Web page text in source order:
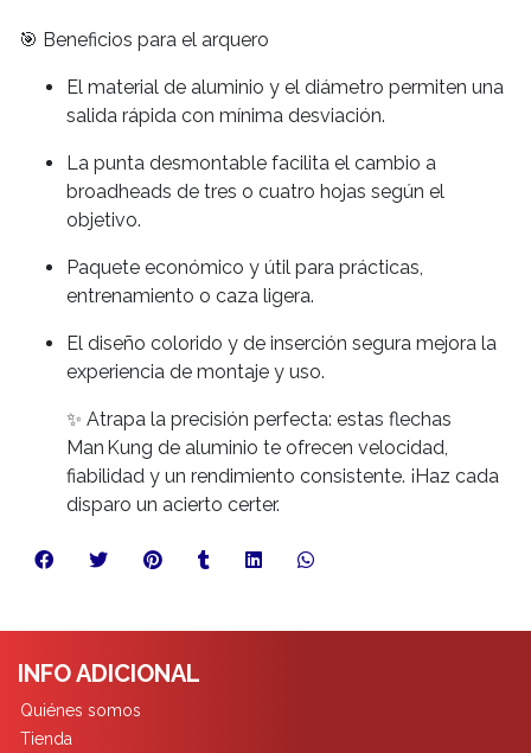
🎯 Beneficios para el arquero
El material de aluminio y el diámetro permiten una
salida rápida con mínima desviación.
La punta desmontable facilita el cambio a
broadheads de tres o cuatro hojas según el
objetivo.
Paquete económico y útil para prácticas,
entrenamiento o caza ligera.
El diseño colorido y de inserción segura mejora la
experiencia de montaje y uso.
✨ Atrapa la precisión perfecta: estas flechas
Man Kung de aluminio te ofrecen velocidad,
fiabilidad y un rendimiento consistente. ¡Haz cada
disparo un acierto certer.
INFO ADICIONAL
Quiénes somos
Tienda